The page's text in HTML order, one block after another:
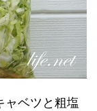
ャベツと粗塩